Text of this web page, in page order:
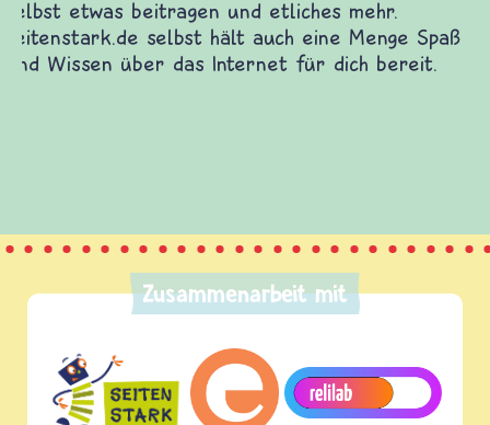
Zusammenarbeit mit